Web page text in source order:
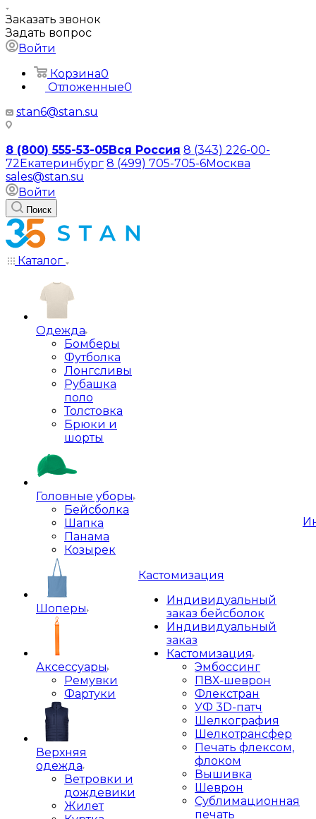
Заказать звонок
Задать вопрос
Войти
Корзина0
Отложенные0
stan6@stan.su
8 (800) 555-53-05Вся Россия 8 (343) 226-00-
72Екатеринбург 8 (499) 705-705-6Москва
sales@stan.su
Войти
Поиск
Каталог
Одежда
Бомберы
Футболка
Лонгсливы
Рубашка
поло
Толстовка
Брюки и
шорты
Головные уборы
Бейсболка
Шапка
Панама
Козырек
Шоперы
Аксессуары
Ремувки
Фартуки
Верхняя
одежда
Ветровки и
дождевики
Жилет
Кастомизация
Индивидуальный
заказ бейсболок
Индивидуальный
заказ
Кастомизация
Эмбоссинг
ПВХ-шеврон
Флекстран
УФ 3D-патч
Шелкография
Шелкотрансфер
Печать флексом,
флоком
Вышивка
Шеврон
Сублимационная
печать